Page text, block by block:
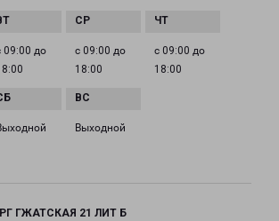
09:00 до
с 09:00 до
18:00
с 09:00 до
18:00
Выходной
ГЖАТСКАЯ 21 ЛИТ Б